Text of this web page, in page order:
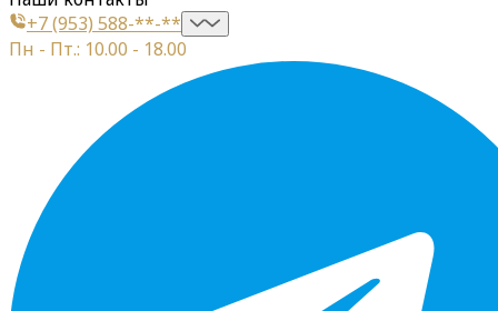
+7 (953) 588-**-**
Пн - Пт.: 10.00 - 18.00